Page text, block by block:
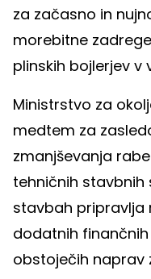
za začasno in
morebitne
plinskih bojlerjev
Ministrstvo za
medtem za
zmanjševanja
tehničnih
stavbah pripravlja
dodatnih
obstoječih naprav